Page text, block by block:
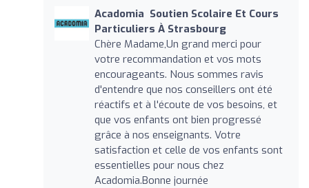
Acadomia ‍ Soutien Scolaire Et Cours
Particuliers À Strasbourg
Chère Madame,Un grand merci pour
votre recommandation et vos mots
encourageants. Nous sommes ravis
d'entendre que nos conseillers ont été
réactifs et à l'écoute de vos besoins, et
que vos enfants ont bien progressé
grâce à nos enseignants. Votre
satisfaction et celle de vos enfants sont
essentielles pour nous chez
Acadomia.Bonne journée ️